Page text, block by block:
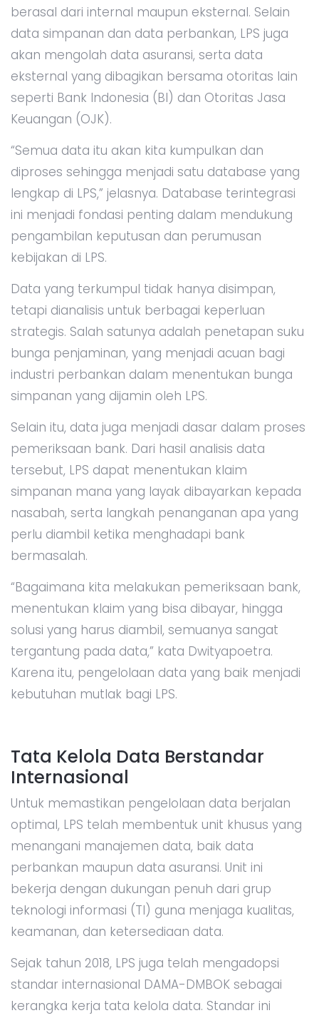
berasal dari internal maupun eksternal. Selain
data simpanan dan data perbankan, LPS juga
akan mengolah data asuransi, serta data
eksternal yang dibagikan bersama otoritas lain
seperti Bank Indonesia (BI) dan Otoritas Jasa
Keuangan (OJK).
“Semua data itu akan kita kumpulkan dan
diproses sehingga menjadi satu database yang
lengkap di LPS,” jelasnya. Database terintegrasi
ini menjadi fondasi penting dalam mendukung
pengambilan keputusan dan perumusan
kebijakan di LPS.
Data yang terkumpul tidak hanya disimpan,
tetapi dianalisis untuk berbagai keperluan
strategis. Salah satunya adalah penetapan suku
bunga penjaminan, yang menjadi acuan bagi
industri perbankan dalam menentukan bunga
simpanan yang dijamin oleh LPS.
Selain itu, data juga menjadi dasar dalam proses
pemeriksaan bank. Dari hasil analisis data
tersebut, LPS dapat menentukan klaim
simpanan mana yang layak dibayarkan kepada
nasabah, serta langkah penanganan apa yang
perlu diambil ketika menghadapi bank
bermasalah.
“Bagaimana kita melakukan pemeriksaan bank,
menentukan klaim yang bisa dibayar, hingga
solusi yang harus diambil, semuanya sangat
tergantung pada data,” kata Dwityapoetra.
Karena itu, pengelolaan data yang baik menjadi
kebutuhan mutlak bagi LPS.
Tata Kelola Data Berstandar
Internasional
Untuk memastikan pengelolaan data berjalan
optimal, LPS telah membentuk unit khusus yang
menangani manajemen data, baik data
perbankan maupun data asuransi. Unit ini
bekerja dengan dukungan penuh dari grup
teknologi informasi (TI) guna menjaga kualitas,
keamanan, dan ketersediaan data.
Sejak tahun 2018, LPS juga telah mengadopsi
standar internasional DAMA-DMBOK sebagai
kerangka kerja tata kelola data. Standar ini